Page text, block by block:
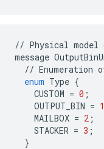
// Physical model
message
// Enumeration
enum Type {
CUSTOM = 0 ;
OUTPUT_BIN = 1
MAILBOX = 2 ;
STACKER = 3 ;
}